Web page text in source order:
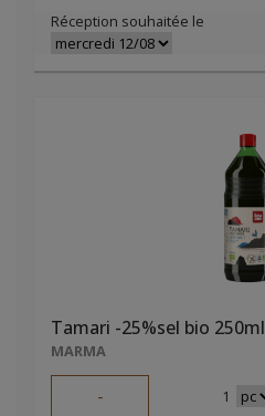
Réception souhaitée le
Tamari -25%sel bio 250ml
MARMA
- 1